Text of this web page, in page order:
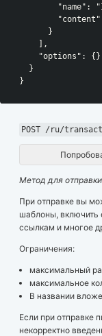
"name":
      }
    ],
    "options": {}
  }
}
POST /ru/
Метод для
При отправке вы
шаблоны, включить
ссылкам и многое
Ограничения:
максимальный
максимальное
В названии
Если при отправке
некорректно